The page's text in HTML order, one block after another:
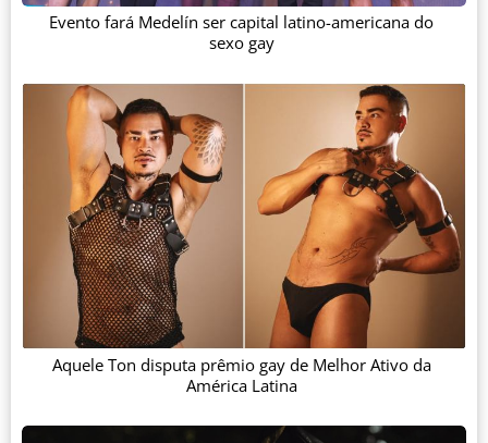
Evento fará Medelín ser capital latino-americana do
sexo gay
Aquele Ton disputa prêmio gay de Melhor Ativo da
América Latina